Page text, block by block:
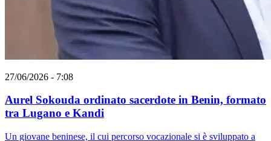
27/06/2026 - 7:08
Aurel Sokouda ordinato sacerdote in Benin, formato
tra Lugano e Kandi
Un giovane beninese, il cui percorso vocazionale si è sviluppato a